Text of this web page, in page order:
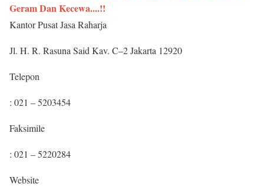
Geram Dan Kecewa....!!
Kantor Pusat Jasa Raharja
Jl. H. R. Rasuna Said Kav. C–2 Jakarta 12920
Telepon
: 021 – 5203454
Faksimile
: 021 – 5220284
Website